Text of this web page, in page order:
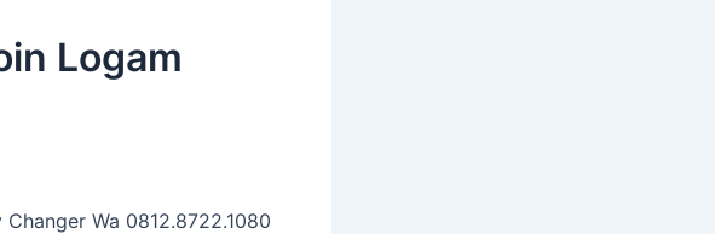
Logam
Wa 0812.8722.1080